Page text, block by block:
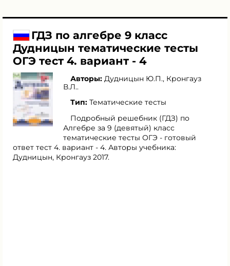
ГДЗ по алгебре 9 класс
Дудницын тематические тесты
ОГЭ тест 4. вариант - 4
Авторы: Дудницын Ю.П., Кронгауз
В.Л..
Тип: Тематические тесты
Подробный решебник (ГДЗ) по
Алгебре за 9 (девятый) класс
тематические тесты ОГЭ - готовый
ответ тест 4. вариант - 4. Авторы учебника:
Дудницын, Кронгауз 2017.